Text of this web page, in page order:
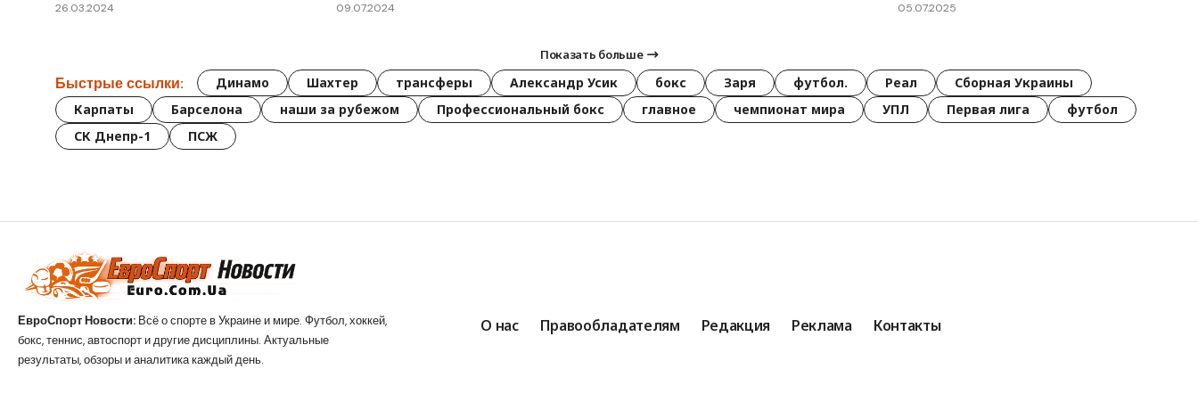
26.03.2024 09.07.2024 05.07.2025
Показать больше
Быстрые ссылки: Динамо Шахтер трансферы Александр Усик бокс Заря футбол. Реал
Сборная Украины
Карпаты
Барселона наши за рубежом Профессиональный бокс главное чемпионат мира УПЛ Первая лига
футбол
СК Днепр-1
ПСЖ
ЕвроСпорт Новости: Всё о спорте в Украине и мире. Футбол, хоккей,
бокс, теннис, автоспорт и другие дисциплины. Актуальные
результаты, обзоры и аналитика каждый день.
О нас Правообладателям Редакция Реклама Контакты